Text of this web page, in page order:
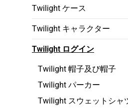
Twilight ケース
Twilight キャラクター
Twilight ログイン
Twilight 帽子及び帽子
Twilight パーカー
Twilight スウェットシャ